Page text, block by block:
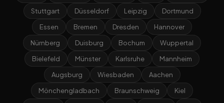
Stuttgart
Düsseldorf Leipzig
Dortmund
Essen
Bremen Dresden
Hannover
Nürnberg
Duisburg Bochum
Wuppertal
Bielefeld
Münster Karlsruhe
Mannheim
Augsburg
Wiesbaden
Aachen
Mönchengladbach
Braunschweig
Kiel